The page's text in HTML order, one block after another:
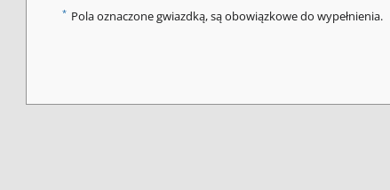
* Pola oznaczone gwiazdką, są obowiązkowe do wypełnienia.